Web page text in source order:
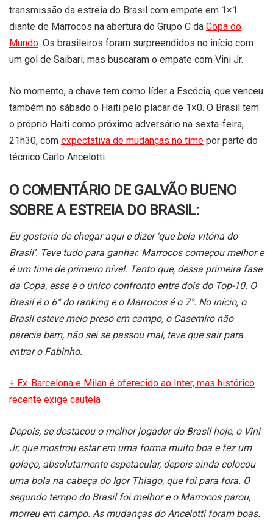
transmissão da estreia do Brasil com empate em 1×1
diante de Marrocos na abertura do Grupo C da Copa do
Mundo. Os brasileiros foram surpreendidos no início com
um gol de Saibari, mas buscaram o empate com Vini Jr.
No momento, a chave tem como líder a Escócia, que venceu
também no sábado o Haiti pelo placar de 1×0. O Brasil tem
o próprio Haiti como próximo adversário na sexta-feira,
21h30, com expectativa de mudanças no time por parte do
técnico Carlo Ancelotti.
O COMENTÁRIO DE GALVÃO BUENO
SOBRE A ESTREIA DO BRASIL:
Eu gostaria de chegar aqui e dizer ‘que bela vitória do
Brasil’. Teve tudo para ganhar. Marrocos começou melhor e
é um time de primeiro nível. Tanto que, dessa primeira fase
da Copa, esse é o único confronto entre dois do Top-10. O
Brasil é o 6° do ranking e o Marrocos é o 7°. No início, o
Brasil esteve meio preso em campo, o Casemiro não
parecia bem, não sei se passou mal, teve que sair para
entrar o Fabinho.
+ Ex-Barcelona e Milan é oferecido ao Inter, mas histórico
recente exige cautela
Depois, se destacou o melhor jogador do Brasil hoje, o Vini
Jr, que mostrou estar em uma forma muito boa e fez um
golaço, absolutamente espetacular, depois ainda colocou
uma bola na cabeça do Igor Thiago, que foi para fora. O
segundo tempo do Brasil foi melhor e o Marrocos parou,
morreu em campo. As mudanças do Ancelotti foram boas.